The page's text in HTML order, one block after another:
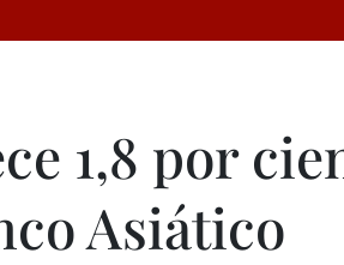
1,8 por
Asiático